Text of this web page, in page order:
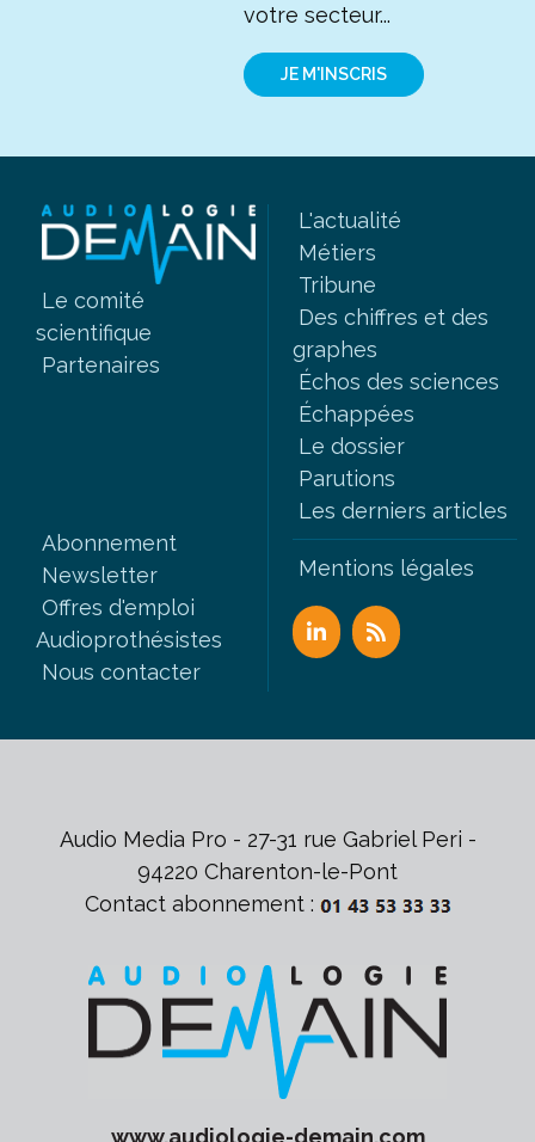
votre secteur...
JE M'INSCRIS
Le comité
scientifique
Partenaires
L'actualité
Métiers
Tribune
Des chiffres et des
graphes
Échos des sciences
Échappées
Le dossier
Parutions
Les derniers articles
Abonnement
Newsletter
Offres d'emploi
Audioprothésistes
Nous contacter
Mentions légales
Audio Media Pro - 27-31 rue Gabriel Peri -
94220 Charenton-le-Pont
Contact abonnement :